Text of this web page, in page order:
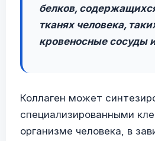
белков,
тканях человека,
кровеносные сосуды
Коллаген может
специализированными
организме человека, в